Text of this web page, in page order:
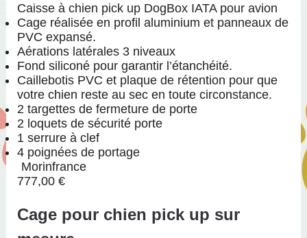
Caisse à chien pick up DogBox IATA pour avion
Cage réalisée en profil aluminium et panneaux de
PVC expansé.
Aérations latérales 3 niveaux
Fond siliconé pour garantir l’étanchéité.
Caillebotis PVC et plaque de rétention pour que
votre chien reste au sec en toute circonstance.
2 targettes de fermeture de porte
2 loquets de sécurité porte
1 serrure à clef
4 poignées de portage
Morinfrance
777,00 €
Cage pour chien pick up sur